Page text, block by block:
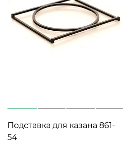
Подставка для казана 861-
54